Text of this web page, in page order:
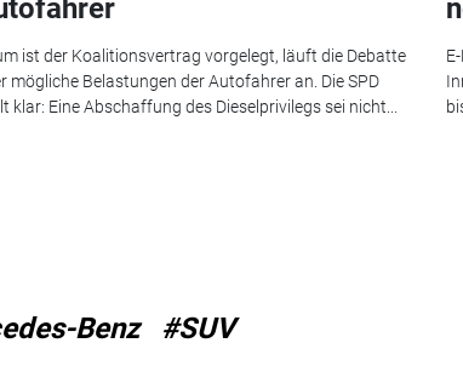
ist der Koalitionsvertrag vorgelegt, läuft die Debatte
mögliche Belastungen der Autofahrer an. Die SPD
klar: Eine Abschaffung des Dieselprivilegs sei nicht...
Benz #SUV